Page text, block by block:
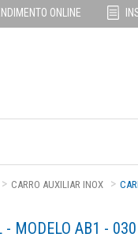
ONLINE
CARRO AUXILIAR INOX
- MODELO AB1 -